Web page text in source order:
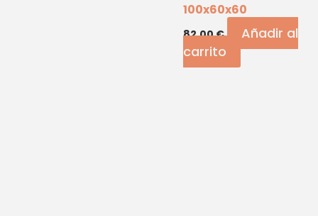
100x60x60
82,00€
Añadir al
carrito